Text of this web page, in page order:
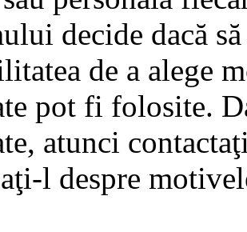
decide dacă
de a alege
pot fi folosite.
atunci
l despre